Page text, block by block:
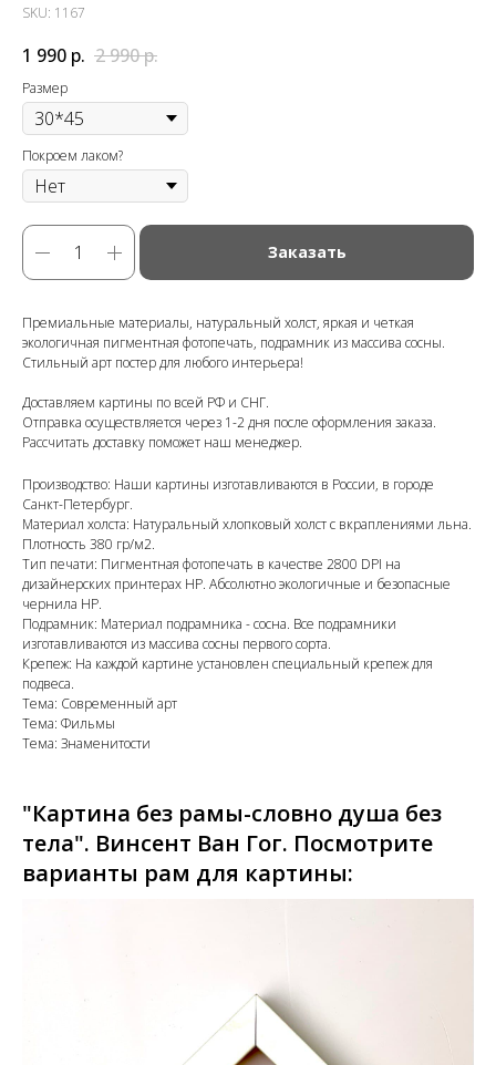
SKU: 1167
1 990 р. 2 990р.
Размер
Покроем лаком?
Заказать
Премиальные материалы, натуральный холст, яркая и четкая
экологичная пигментная фотопечать, подрамник из массива сосны.
Стильный арт постер для любого интерьера!
Доставляем картины по всей РФ и СНГ.
Отправка осуществляется через 1-2 дня после оформления заказа.
Рассчитать доставку поможет наш менеджер.
Производство: Наши картины изготавливаются в России, в городе
Санкт-Петербург.
Материал холста: Натуральный хлопковый холст с вкраплениями льна.
Плотность 380 гр/м2.
Тип печати: Пигментная фотопечать в качестве 2800 DPI на
дизайнерских принтерах HP. Абсолютно экологичные и безопасные
чернила HP.
Подрамник: Материал подрамника - сосна. Все подрамники
изготавливаются из массива сосны первого сорта.
Крепеж: На каждой картине установлен специальный крепеж для
подвеса.
Тема: Современный арт
Тема: Фильмы
Тема: Знаменитости
"Картина без рамы-словно душа без
тела". Винсент Ван Гог. Посмотрите
варианты рам для картины: